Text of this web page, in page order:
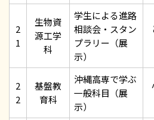
2
1
生物資
源工学
科
学生による進路
相談会・スタン
プラリー（展
示）
2
2
基盤教
育科
沖縄高専で学ぶ
一般科目（展
示）